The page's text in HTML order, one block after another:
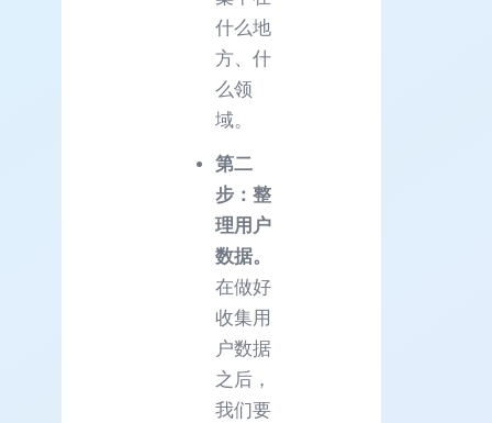
什么地
方、什
么领
域。
第二
步：整
理用户
数据。
在做好
收集用
户数据
之后，
我们要